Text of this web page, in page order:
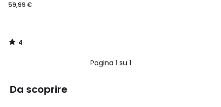
59,99 €
4
/
Pagina 1 su 1
Da scoprire